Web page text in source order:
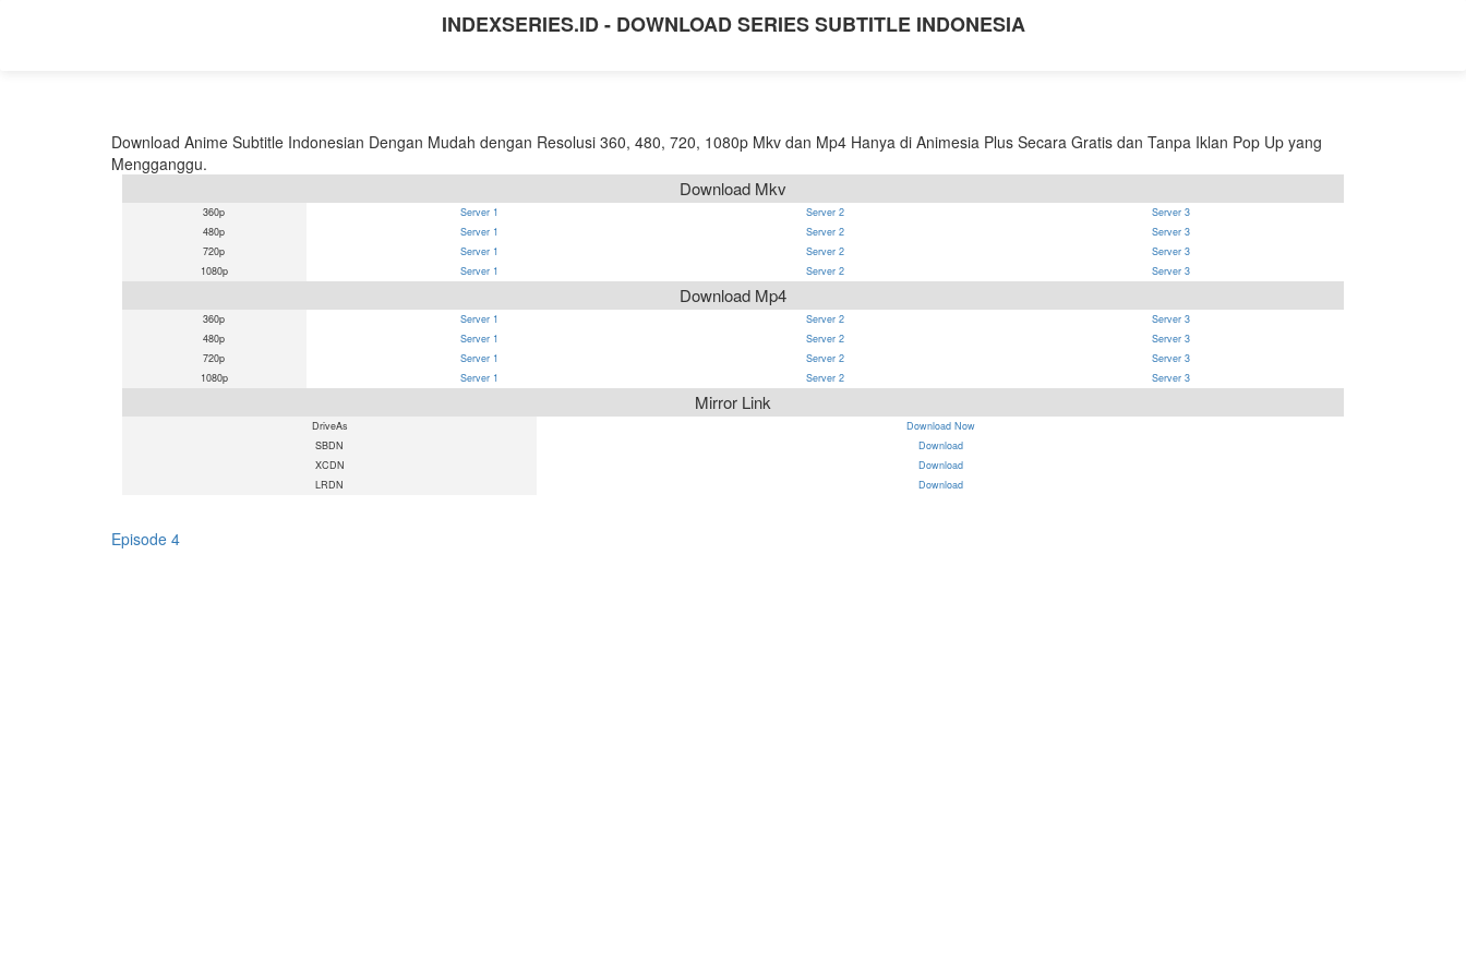
INDEXSERIES.ID - DOWNLOAD SERIES SUBTITLE INDONESIA
Download Anime Subtitle Indonesian Dengan Mudah dengan Resolusi 360, 480, 720, 1080p Mkv dan Mp4 Hanya di Animesia Plus Secara Gratis dan Tanpa Iklan Pop Up yang
Mengganggu.
Download Mkv
360p Server 1 Server 2
Server 3
480p
Server 1 Server 2
Server 3
720p
Server 1 Server 2
Server 3
1080p
Server 1 Server 2 Server 3
Download Mp4
360p Server 1 Server 2
Server 3
480p
Server 1 Server 2
Server 3
720p
Server 1 Server 2
Server 3
1080p
Server 1 Server 2 Server 3
Mirror Link
DriveAs
Download Now
SBDN
Download
XCDN
Download
LRDN
Download
Episode 4